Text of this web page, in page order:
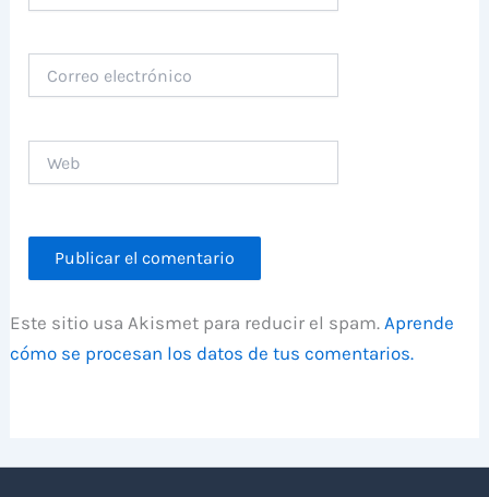
electrónico
Este sitio usa Akismet para reducir el spam.Aprende
cómo se procesan los datos de tus comentarios.